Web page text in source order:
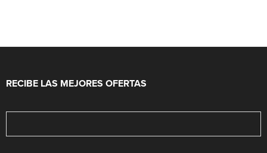
RECIBE LAS MEJORES OFERTAS